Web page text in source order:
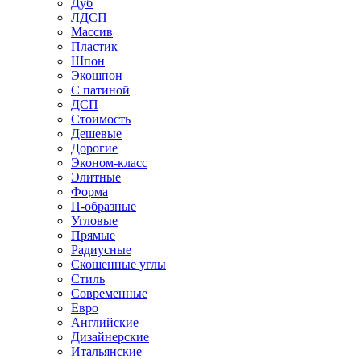
Дуб
ЛДСП
Массив
Пластик
Шпон
Экошпон
С патиной
ДСП
Стоимость
Дешевые
Дорогие
Эконом-класс
Элитные
Форма
П-образные
Угловые
Прямые
Радиусные
Скошенные углы
Стиль
Современные
Евро
Английские
Дизайнерские
Итальянские